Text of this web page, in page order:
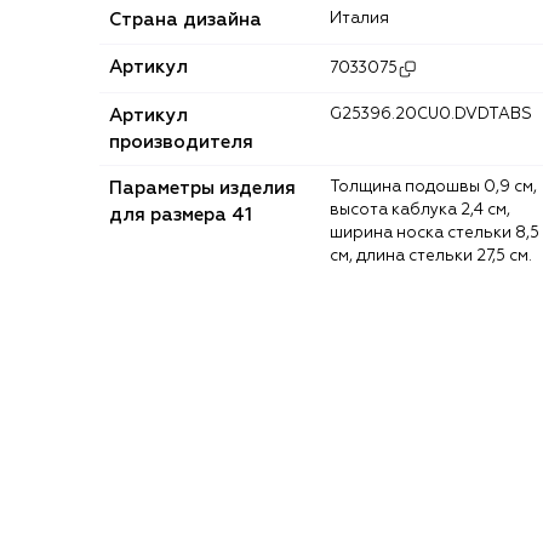
Страна дизайна Италия
Артикул 7033075
Артикул
производителя
G25396.20CU0.DVDTABS
Параметры изделия
для размера 41
высота каблука 2,4 см,
ширина носка стельки 8,5
см, длина стельки 27,5 см.